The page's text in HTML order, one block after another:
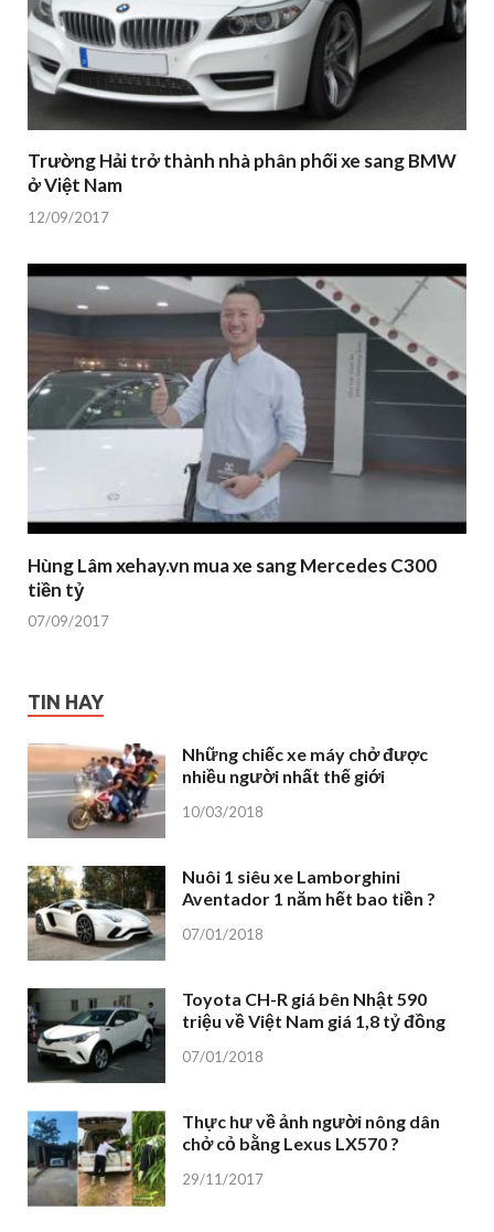
Trường Hải trở thành nhà phân phối xe sang BMW
ở Việt Nam
12/09/2017
Hùng Lâm xehay.vn mua xe sang Mercedes C300
tiền tỷ
07/09/2017
TIN HAY
Những chiếc xe máy chở được
nhiều người nhất thế giới
10/03/2018
Nuôi 1 siêu xe Lamborghini
Aventador 1 năm hết bao tiền ?
07/01/2018
Toyota CH-R giá bên Nhật 590
triệu về Việt Nam giá 1,8 tỷ đồng
07/01/2018
Thực hư về ảnh người nông dân
chở cỏ bằng Lexus LX570 ?
29/11/2017